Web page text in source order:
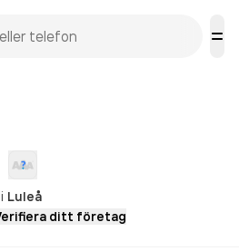
i Luleå
ditt företag